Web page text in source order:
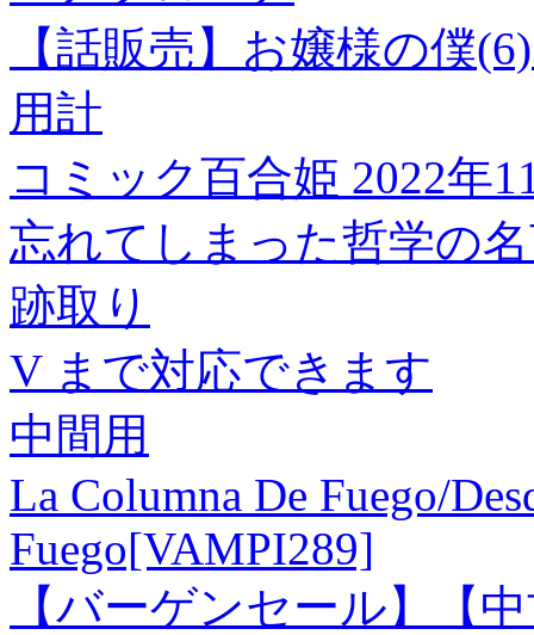
【話販売】お嬢様の僕
用計
コミック百合姫 2022年
忘れてしまった哲学の
跡取り
V まで対応できます
中間用
La Columna De Fuego/
Fuego[VAMPI289]
【バーゲンセール】【